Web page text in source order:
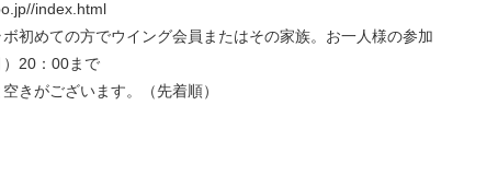
index.html
初めての方でウイング会員またはその家族。お一人様の参加
20：00まで
がございます。（先着順）